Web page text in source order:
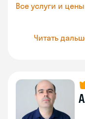
Все услуги и цены
Читать